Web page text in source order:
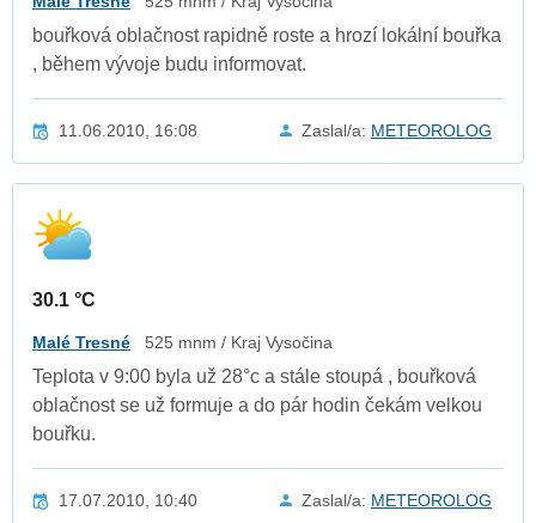
bouřková oblačnost rapidně roste a hrozí lokální bouřka
, během vývoje budu informovat.
11.06.2010, 16:08 Zaslal/a: METEOROLOG
30.1 °C
Malé Tresné 525 mnm / Kraj Vysočina
Teplota v 9:00 byla už 28°c a stále stoupá , bouřková
oblačnost se už formuje a do pár hodin čekám velkou
bouřku.
17.07.2010, 10:40 Zaslal/a: METEOROLOG